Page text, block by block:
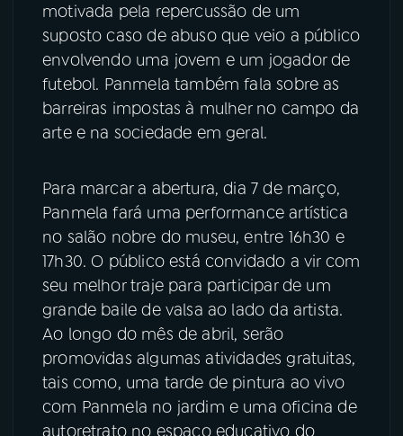
motivada pela repercussão de um
suposto caso de abuso que veio a público
envolvendo uma jovem e um jogador de
futebol. Panmela também fala sobre as
barreiras impostas à mulher no campo da
arte e na sociedade em geral.
Para marcar a abertura, dia 7 de março,
Panmela fará uma performance artística
no salão nobre do museu, entre 16h30 e
17h30. O público está convidado a vir com
seu melhor traje para participar de um
grande baile de valsa ao lado da artista.
Ao longo do mês de abril, serão
promovidas algumas atividades gratuitas,
tais como, uma tarde de pintura ao vivo
com Panmela no jardim e uma oficina de